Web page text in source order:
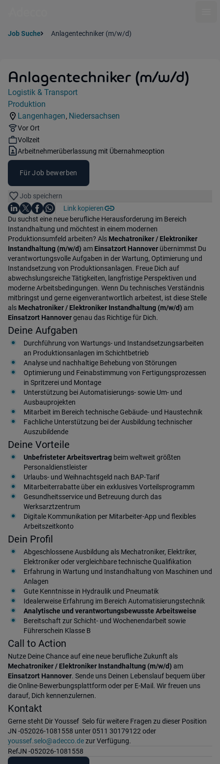
Job Suche Anlagentechniker (m/w/d)
Anlagentechniker (m/w/d)
Jobdetails
Kategorie:
Logistik & Transport
Industry:
Produktion
Standorte:
Langenhagen,
Region:
Niedersachsen
Remote Option:
Vor Ort
Workhours:
Vollzeit
Vertragsart:
Arbeitnehmerüberlassung mit Übernahmeoption
Für Job bewerben
Job speichern
Teile diesen Job
Auf LinkedIn teilen
Auf X teilen
Auf Facebook teilen
Auf WhatsApp teilen
Link kopieren
Einleitung
Du suchst eine neue berufliche Herausforderung im Bereich
Instandhaltung und möchtest in einem modernen
Produktionsumfeld arbeiten? Als Mechatroniker / Elektroniker
Instandhaltung (m/w/d) am Einsatzort Hannover übernimmst Du
verantwortungsvolle Aufgaben in der Wartung, Optimierung und
Instandsetzung von Produktionsanlagen. Freue Dich auf
abwechslungsreiche Tätigkeiten, langfristige Perspektiven und
moderne Arbeitsbedingungen. Wenn Du technisches Verständnis
mitbringst und gerne eigenverantwortlich arbeitest, ist diese Stelle
als Mechatroniker / Elektroniker Instandhaltung (m/w/d) am
Einsatzort Hannovergenau das Richtige für Dich.
Deine Aufgaben
Durchführung von Wartungs- und Instandsetzungsarbeiten
an Produktionsanlagen im Schichtbetrieb
Analyse und nachhaltige Behebung von Störungen
Optimierung und Feinabstimmung von Fertigungsprozessen
in Spritzerei und Montage
Unterstützung bei Automatisierungs- sowie Um- und
Ausbauprojekten
Mitarbeit im Bereich technische Gebäude- und Haustechnik
Fachliche Unterstützung bei der Ausbildung technischer
Auszubildende
Deine Vorteile
Unbefristeter Arbeitsvertrag beim weltweit größten
Personaldienstleister
Urlaubs- und Weihnachtsgeld nach BAP-Tarif
Mitarbeiterrabatte über ein exklusives Vorteilsprogramm
Gesundheitsservice und Betreuung durch das
Werksarztzentrum
Digitale Kommunikation per Mitarbeiter-App und flexibles
Arbeitszeitkonto
Dein Profil
Abgeschlossene Ausbildung als Mechatroniker, Elektriker,
Elektroniker oder vergleichbare technische Qualifikation
Erfahrung in Wartung und Instandhaltung von Maschinen und
Anlagen
Gute Kenntnisse in Hydraulik und Pneumatik
Idealerweise Erfahrung im Bereich Automatisierungstechnik
Analytische und verantwortungsbewusste Arbeitsweise
Bereitschaft zur Schicht- und Wochenendarbeit sowie
Führerschein Klasse B
Call to Action
Nutze Deine Chance auf eine neue berufliche Zukunft als
Mechatroniker / Elektroniker Instandhaltung (m/w/d) am
Einsatzort Hannover. Sende uns Deinen Lebenslauf bequem über
die Online-Bewerbungsplattform oder per E-Mail. Wir freuen uns
darauf, Dich kennenzulernen.
Kontakt
Gerne steht Dir Youssef Selo für weitere Fragen zu dieser Position
JN -052026-1081558 unter 0511 30179122 oder
youssef.selo@adecco.dezur Verfügung.
RefJN -052026-1081558